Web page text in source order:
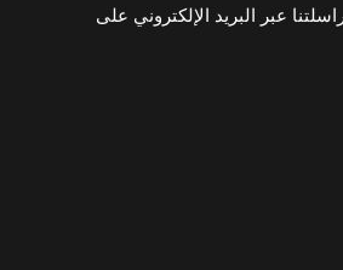
عبر البريد الإلكتروني على